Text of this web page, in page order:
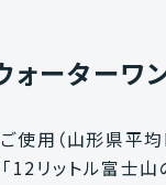
ーターワ
用（山形県平
リットル富士